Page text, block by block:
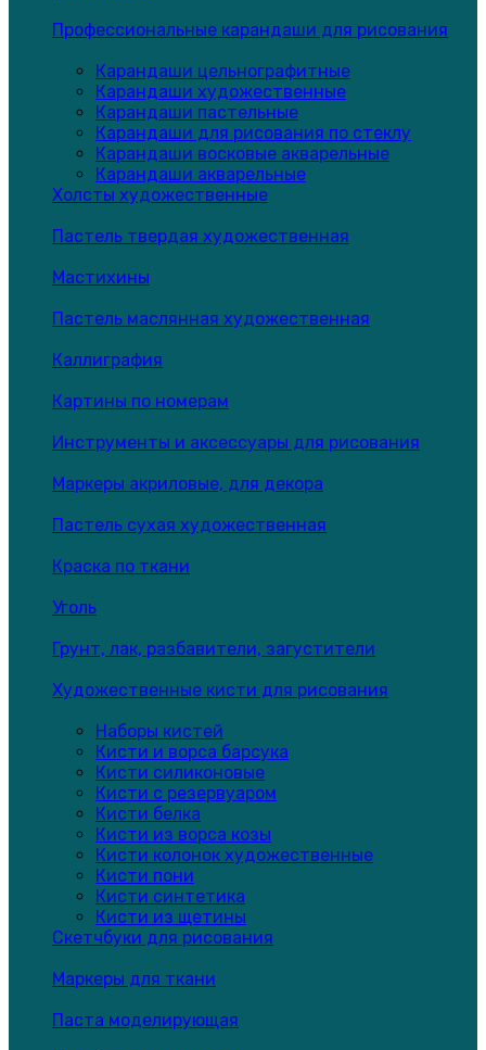
Профессиональные карандаши для рисования
Карандаши цельнографитные
Карандаши художественные
Карандаши пастельные
Карандаши для рисования по стеклу
Карандаши восковые акварельные
Карандаши акварельные
Холсты художественные
Пастель твердая художественная
Мастихины
Пастель маслянная художественная
Каллиграфия
Картины по номерам
Инструменты и аксессуары для рисования
Маркеры акриловые, для декора
Пастель сухая художественная
Краска по ткани
Уголь
Грунт, лак, разбавители, загустители
Художественные кисти для рисования
Наборы кистей
Кисти и ворса барсука
Кисти силиконовые
Кисти с резервуаром
Кисти белка
Кисти из ворса козы
Кисти колонок художественные
Кисти пони
Кисти синтетика
Кисти из щетины
Скетчбуки для рисования
Маркеры для ткани
Паста моделирующая